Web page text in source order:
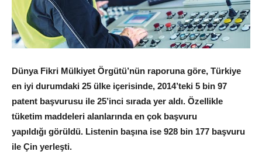
Dünya Fikri Mülkiyet Örgütü’nün raporuna göre, Türkiye
en iyi durumdaki 25 ülke içerisinde, 2014’teki 5 bin 97
patent başvurusu ile 25’inci sırada yer aldı. Özellikle
tüketim maddeleri alanlarında en çok başvuru
yapıldığı görüldü. Listenin başına ise 928 bin 177 başvuru
ile Çin yerleşti.